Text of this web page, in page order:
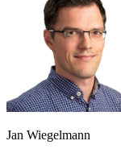
Jan Wiegelmann